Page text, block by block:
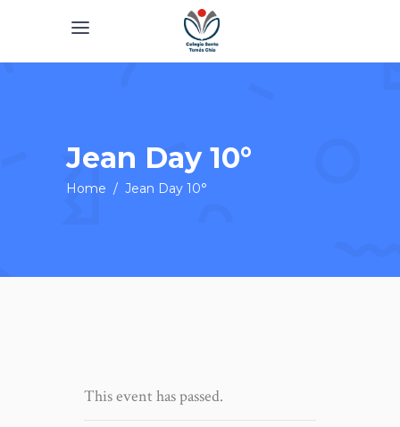
Jean Day 10°
Home / Jean Day 10°
This event has passed.